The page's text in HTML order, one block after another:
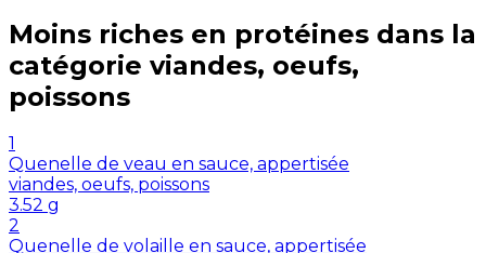
Moins riches en protéines dans la
catégorie viandes, oeufs,
poissons
1
Quenelle de veau en sauce, appertisée
viandes, oeufs, poissons
3.52 g
2
Quenelle de volaille en sauce, appertisée